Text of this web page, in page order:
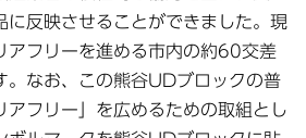
に反映させることができました。現
アフリーを進める市内の約60交差
。なお、この熊谷UDブロックの普
アフリー」を広めるための取組とし